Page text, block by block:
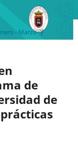
- Marzo /
de
de